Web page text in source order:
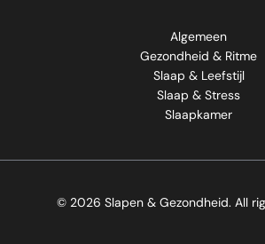
Algemeen
Gezondheid & Ritme
Slaap & Leefstijl
Slaap & Stress
Slaapkamer
© 2026 Slapen & Gezondheid. All